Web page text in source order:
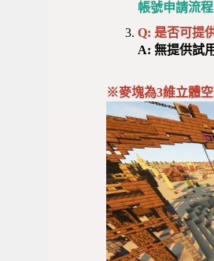
帳號申請流程
Q: 是否可提
A: 無提供試
※麥塊為3維立體空